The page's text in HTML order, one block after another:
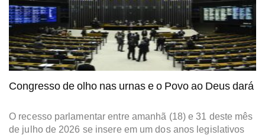
Congresso de olho nas urnas e o Povo ao Deus dará
O recesso parlamentar entre amanhã (18) e 31 deste mês
de julho de 2026 se insere em um dos anos legislativos